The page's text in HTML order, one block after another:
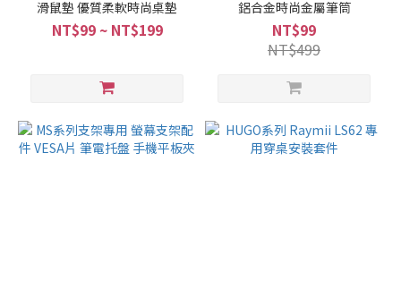
滑鼠墊 優質柔軟時尚桌墊
NT$99 ~ NT$199
鋁合金時尚金屬筆筒
NT$99
NT$499